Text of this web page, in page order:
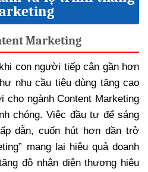
Marketing
con người tiếp cận gần hơn
nhu cầu tiêu dùng tăng cao
cho ngành Content Marketing
chóng. Việc đầu tư để sáng
dẫn, cuốn hút hơn dần trở
mang lại hiệu quả doanh
độ nhận diện thương hiệu